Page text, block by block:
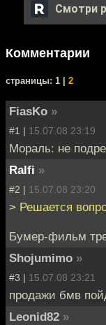
Смотри
Комментарии
cтраницы: 1 | 2
FiasKo »
#1 | 15.07.08 23:19
Мораль: не
Ralfi »
#2 | 15.07.08 23:20
> Решается
Бумер-фильм
Shojumimo »
#3 | 15.07.08 23:21
продажи бмв
Leonid82 »